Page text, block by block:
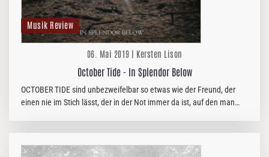
Musik Review
06. Mai 2019 | Kersten Lison
October Tide - In Splendor Below
OCTOBER TIDE sind unbezweifelbar so etwas wie der Freund, der
einen nie im Stich lässt, der in der Not immer da ist, auf den man